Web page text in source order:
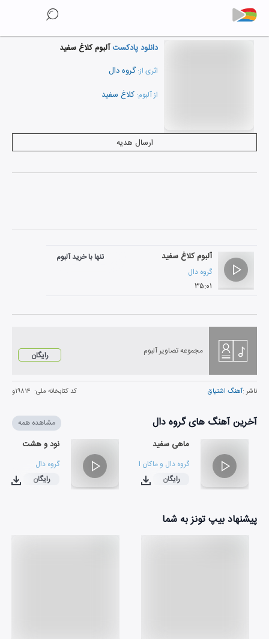
دانلود پادکستآلبوم کلاغ سفید
اثری از: گروه دال
از آلبوم: کلاغ سفید
ارسال هدیه
آلبوم کلاغ سفید
گروه دال
۳۵:۰۱
تنها با خرید آلبوم
مجموعه تصاویر آلبوم رایگان
ناشر :آهنگ اشتیاق کد کتابخانه ملی: ۱۹۸۱۴و
آخرین آهنگ های گروه دال مشاهده همه
ماهی سفید
گروه دال و ماکان اشگواری
۰۴:۳۲
رایگان
نود و هشت
گروه دال
۰۶:۰۶
رایگان
پیشنهاد بیپ تونز به شما